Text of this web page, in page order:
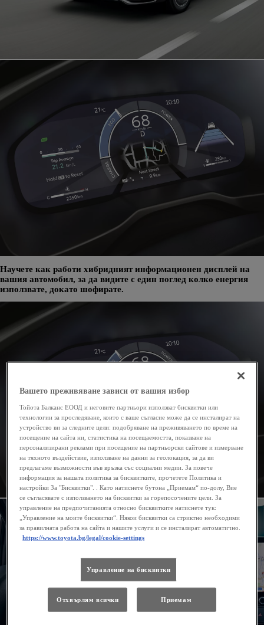
Научете как работи хибридният информационен дисплей на
вашия автомобил, за да видите с един поглед колко енергия
използвате, докато шофирате.
Вашето преживяване зависи от вашия избор
Тойота Балканс ЕООД и неговите партньори използват бисквитки или
технологии за проследяване, които с ваше съгласие може да се инсталират на
устройство ви за следните цели: подобряване на преживяването по време на
посещение на сайта ни, статистика на посещаемостта, показване на
персонализирани реклами при посещение на партньорски сайтове и измерване
на тяхното въздействие, използване на данни за геолокация, за да ви
предлагаме възможности във връзка със социални медии. За повече
информация за нашата политика за бисквитките, прочетете Политика и
настройки За "Бисквитки". . Като натиснете бутона „Приемам“ по-долу, Вие
се съгласявате с използването на бисквитки за горепосочените цели. За
управление на предпочитанията относно бисквитките натиснете тук:
„Управление на моите бисквитки“. Някои бисквитки са стриктно необходими
за правилната работа на сайта и нашите услуги и се инсталират автоматично.
https://www.toyota.bg/legal/cookie-settings
Управление на бисквитки
Отхвърлям всички Приемам